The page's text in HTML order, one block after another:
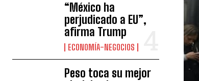
“México ha
perjudicado a EU”,
afirma Trump
ECONOMÍA-NEGOCIOS
Peso toca su mejor